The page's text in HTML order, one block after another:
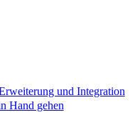
und Integration
Hand gehen